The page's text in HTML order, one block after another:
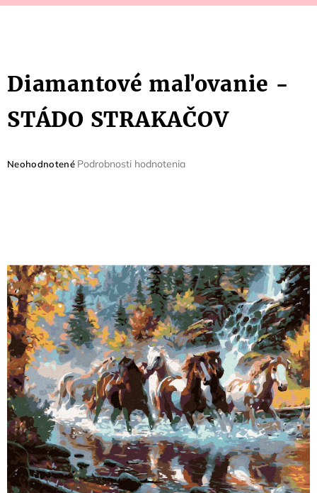
Diamantové maľovanie -
STÁDO STRAKAČOV
Priemerné
Neohodnotené Podrobnosti hodnotenia